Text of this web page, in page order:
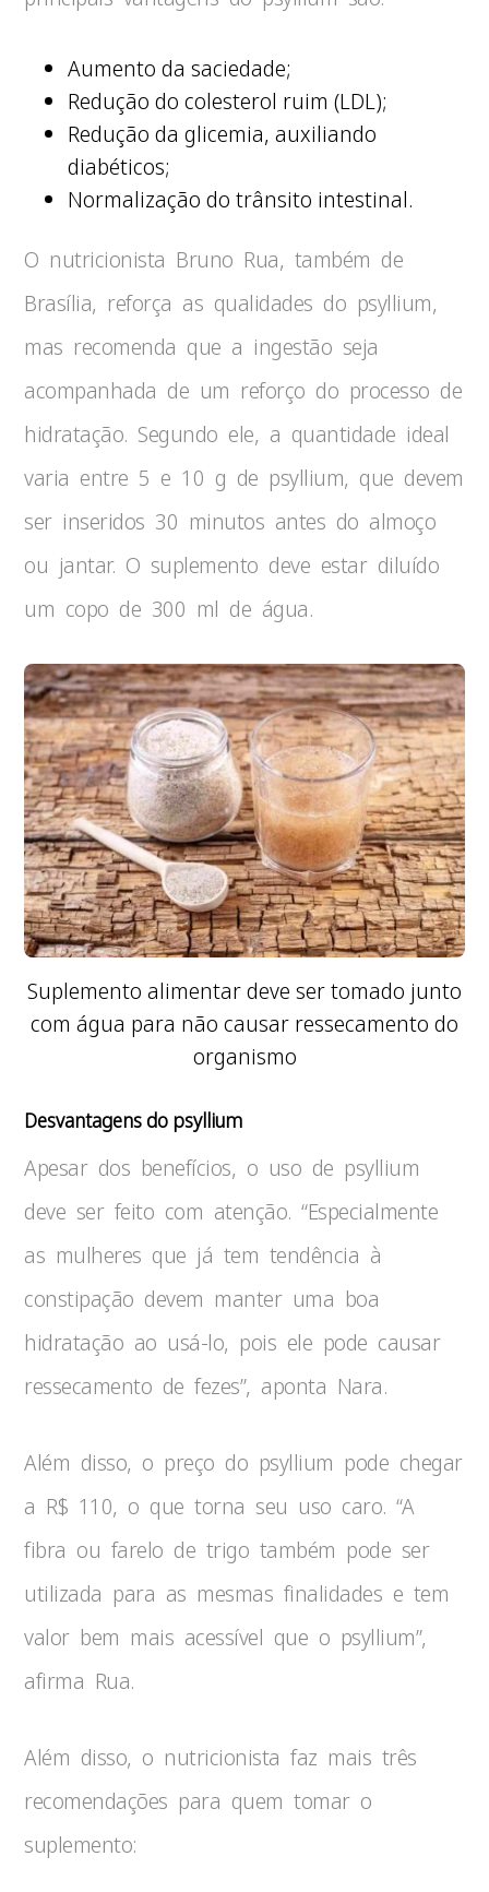
Aumento da saciedade;
Redução do colesterol ruim (LDL);
Redução da glicemia, auxiliando
diabéticos;
Normalização do trânsito intestinal.
O nutricionista Bruno Rua, também de
Brasília, reforça as qualidades do psyllium,
mas recomenda que a ingestão seja
acompanhada de um reforço do processo de
hidratação. Segundo ele, a quantidade ideal
varia entre 5 e 10 g de psyllium, que devem
ser inseridos 30 minutos antes do almoço
ou jantar. O suplemento deve estar diluído
um copo de 300 ml de água.
Suplemento alimentar deve ser tomado junto
com água para não causar ressecamento do
organismo
Desvantagens do psyllium
Apesar dos benefícios, o uso de psyllium
deve ser feito com atenção. “Especialmente
as mulheres que já tem tendência à
constipação devem manter uma boa
hidratação ao usá-lo, pois ele pode causar
ressecamento de fezes”, aponta Nara.
Além disso, o preço do psyllium pode chegar
a R$ 110, o que torna seu uso caro. “A
fibra ou farelo de trigo também pode ser
utilizada para as mesmas finalidades e tem
valor bem mais acessível que o psyllium”,
afirma Rua.
Além disso, o nutricionista faz mais três
recomendações para quem tomar o
suplemento: